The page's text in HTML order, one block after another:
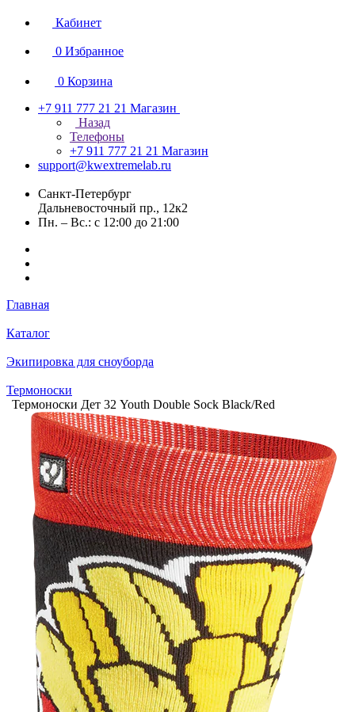
Кабинет
0 Избранное
0 Корзина
+7 911 777 21 21 Магазин
Назад
Телефоны
+7 911 777 21 21 Магазин
support@kwextremelab.ru
Санкт-Петербург
Дальневосточный пр., 12к2
Пн. – Вс.: с 12:00 до 21:00
Главная
Каталог
Экипировка для сноуборда
Термоноски
Термоноски Дет 32 Youth Double Sock Black/Red